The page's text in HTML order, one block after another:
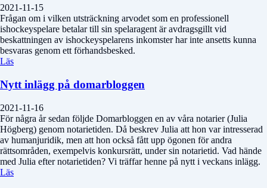
2021-11-15
Frågan om i vilken utsträckning arvodet som en professionell
ishockeyspelare betalar till sin spelaragent är avdragsgillt vid
beskattningen av ishockeyspelarens inkomster har inte ansetts kunna
besvaras genom ett förhandsbesked.
Läs
Nytt inlägg på domarbloggen
2021-11-16
För några år sedan följde Domarbloggen en av våra notarier (Julia
Högberg) genom notarietiden. Då beskrev Julia att hon var intresserad
av humanjuridik, men att hon också fått upp ögonen för andra
rättsområden, exempelvis konkursrätt, under sin notarietid. Vad hände
med Julia efter notarietiden? Vi träffar henne på nytt i veckans inlägg.
Läs